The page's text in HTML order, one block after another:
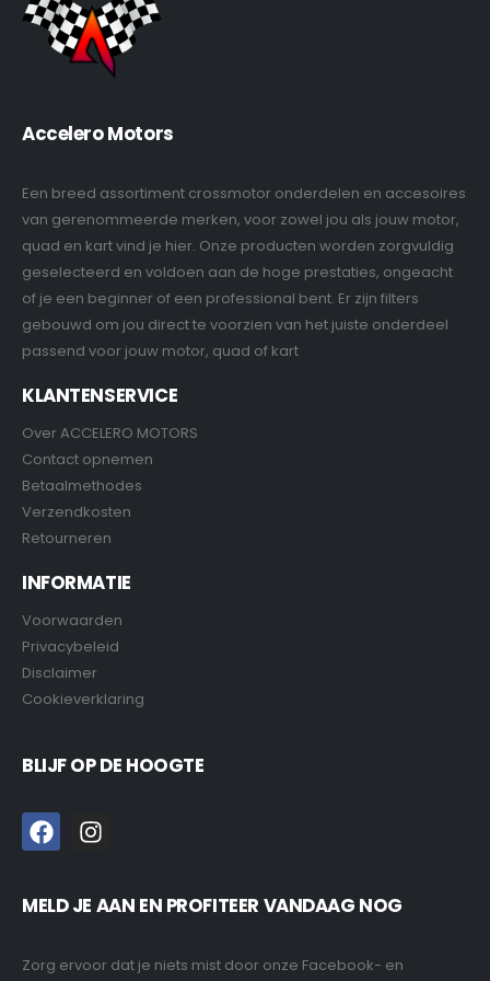
Accelero Motors
Een breed assortiment crossmotor onderdelen en accesoires
van gerenommeerde merken, voor zowel jou als jouw motor,
quad en kart vind je hier. Onze producten worden zorgvuldig
geselecteerd en voldoen aan de hoge prestaties, ongeacht
of je een beginner of een professional bent. Er zijn filters
gebouwd om jou direct te voorzien van het juiste onderdeel
passend voor jouw motor, quad of kart
KLANTENSERVICE
Over ACCELERO MOTORS
Contact opnemen
Betaalmethodes
Verzendkosten
Retourneren
INFORMATIE
Voorwaarden
Privacybeleid
Disclaimer
Cookieverklaring
BLIJF OP DE HOOGTE
MELD JE AAN EN PROFITEER VANDAAG NOG
Zorg ervoor dat je niets mist door onze Facebook- en